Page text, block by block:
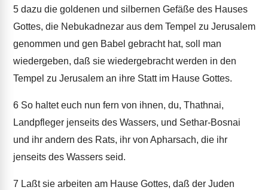
5 dazu die goldenen und silbernen Gefäße des Hauses
Gottes, die Nebukadnezar aus dem Tempel zu Jerusalem
genommen und gen Babel gebracht hat, soll man
wiedergeben, daß sie wiedergebracht werden in den
Tempel zu Jerusalem an ihre Statt im Hause Gottes.
6 So haltet euch nun fern von ihnen, du, Thathnai,
Landpfleger jenseits des Wassers, und Sethar-Bosnai
und ihr andern des Rats, ihr von Apharsach, die ihr
jenseits des Wassers seid.
7 Laßt sie arbeiten am Hause Gottes, daß der Juden